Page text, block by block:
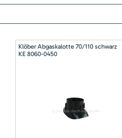
Klöber Abgaskalotte 70/110 schwarz
KE 8060-0450